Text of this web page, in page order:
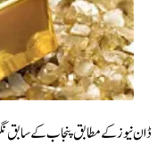
ڈان نیوز کے مطابق پنجاب کے سابق